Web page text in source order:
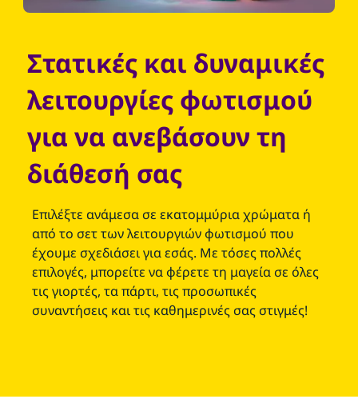
Στατικές και δυναμικές
λειτουργίες φωτισμού
για να ανεβάσουν τη
διάθεσή σας
Επιλέξτε ανάμεσα σε εκατομμύρια χρώματα ή
από το σετ των λειτουργιών φωτισμού που
έχουμε σχεδιάσει για εσάς. Με τόσες πολλές
επιλογές, μπορείτε να φέρετε τη μαγεία σε όλες
τις γιορτές, τα πάρτι, τις προσωπικές
συναντήσεις και τις καθημερινές σας στιγμές!